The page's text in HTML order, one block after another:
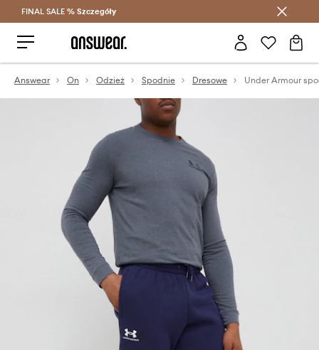
Oszczędzaj z Answear Club >
FINAL SALE % Szczegóły
Answear On Odzież Spodnie Dresowe